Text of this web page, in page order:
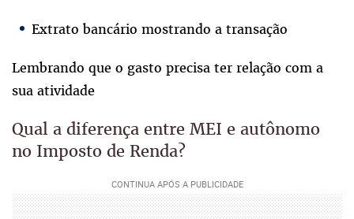
Extrato bancário mostrando a transação
Lembrando que o gasto precisa ter relação com a
sua atividade
Qual a diferença entre MEI e autônomo
no Imposto de Renda?